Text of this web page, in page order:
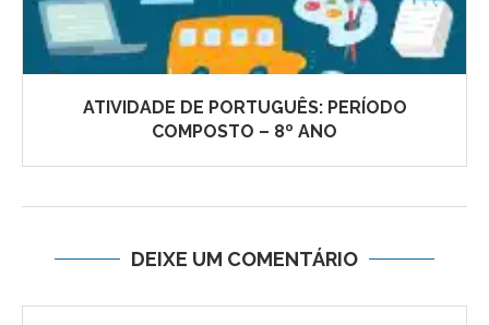
ATIVIDADE DE PORTUGUÊS: PERÍODO
COMPOSTO – 8º ANO
DEIXE UM COMENTÁRIO